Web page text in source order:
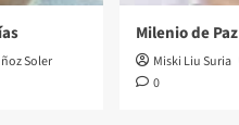
Soler
Milenio de Paz
Miski Liu Suria
0